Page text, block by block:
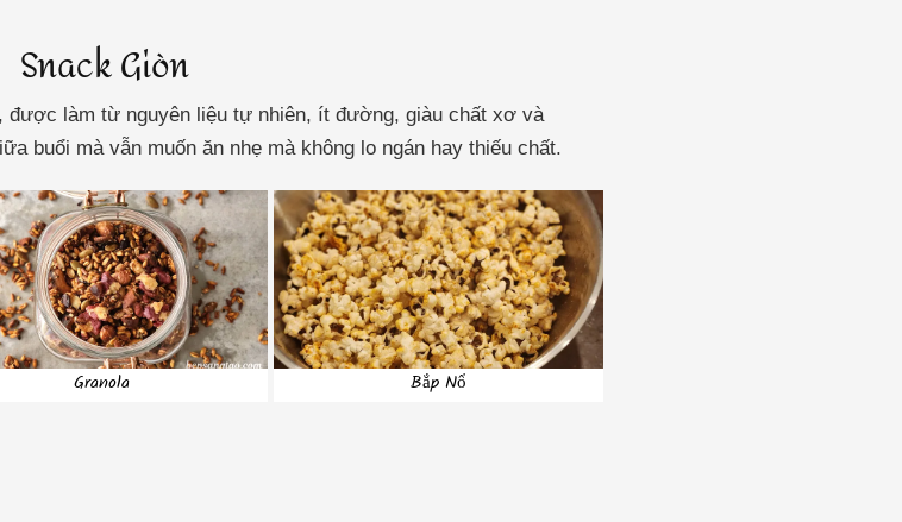
Snack Giòn
được làm từ nguyên liệu tự nhiên, ít đường, giàu chất xơ và
buổi mà vẫn muốn ăn nhẹ mà không lo ngán hay thiếu chất.
Granola Bắp Nổ